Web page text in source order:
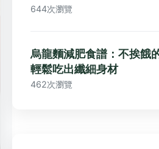
644次瀏覽
烏龍麵減肥食譜：不挨餓
輕鬆吃出纖細身材
462次瀏覽